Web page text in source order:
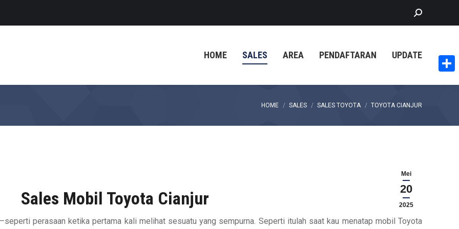
Search:
HOME SALES AREA PENDAFTARAN UPDATE
You are here:
HOME SALES SALES TOYOTA TOYOTA CIANJUR
Mei
20
2025
Sales Mobil Toyota Cianjur
perasaan ketika pertama kali melihat sesuatu yang sempurna. Seperti itulah saat kau menatap mobil Toyota